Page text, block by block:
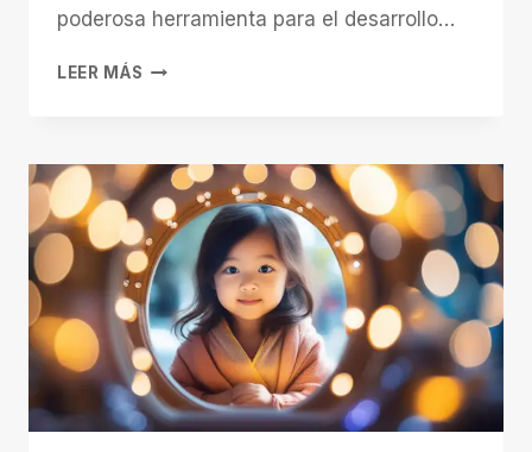
poderosa herramienta para el desarrollo…
LEER MÁS LOS
AYUDAN
A
LOS
NIÑOS
CON
TEA
A
GESTIONAR
SUS
EMOCIONES